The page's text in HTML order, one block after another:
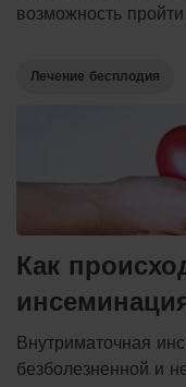
возможность
генетического
обозначаются
Лечение бесплодия
Как
Внутриматочная
безболезненной и